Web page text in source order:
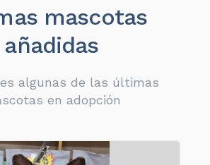
mascotas
añadidas
algunas de las últimas
en adopción